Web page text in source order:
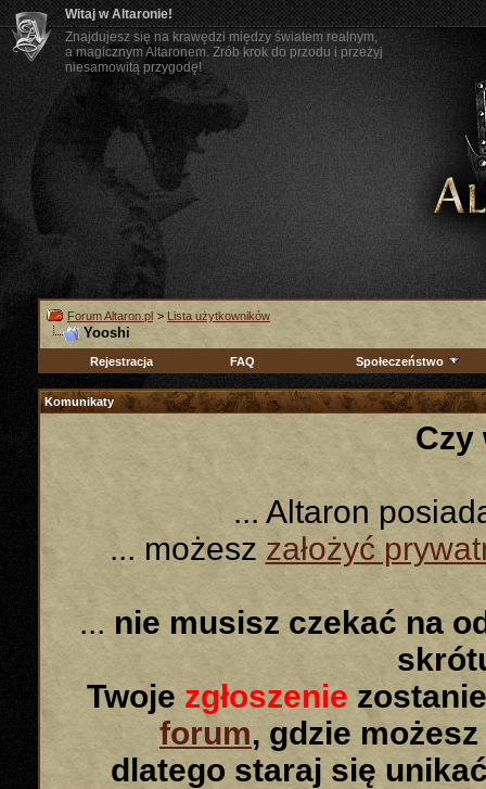
Witaj w Altaronie!
Znajdujesz się na krawędzi między światem realnym,
a magicznym Altaronem. Zrób krok do przodu i przeżyj
niesamowitą przygodę!
Forum Altaron.pl > Lista użytkowników
Yooshi
Rejestracja FAQ Społeczeństwo
Komunikaty
Czy
... Altaron
... możeszzałożyć
... nie musisz czekać na
Twoje zgłoszenie
forum, gdzie
dlatego staraj się